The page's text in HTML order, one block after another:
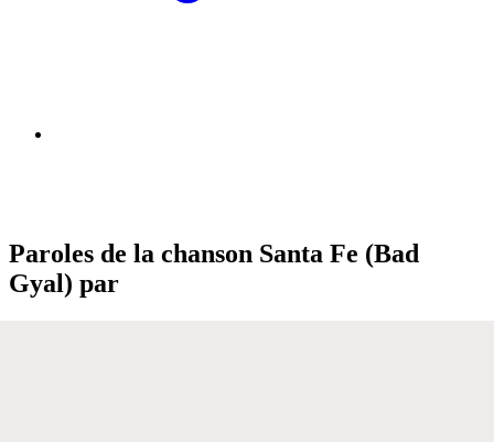
Paroles de la chanson Santa Fe (Bad
Gyal) par